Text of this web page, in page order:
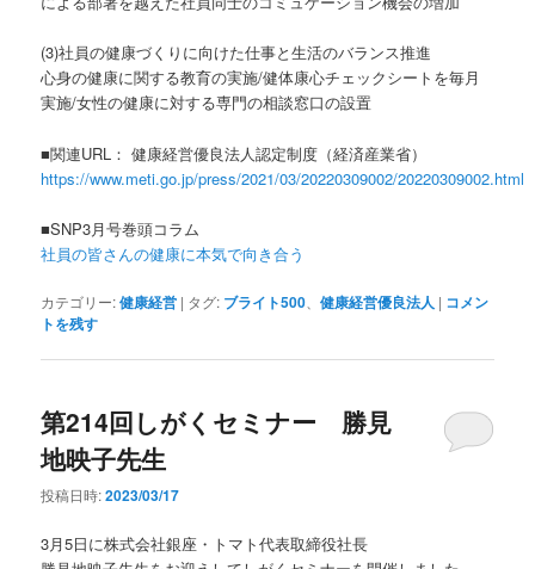
(3)社員の健康づくりに向けた仕事と生活のバランス推進
心身の健康に関する教育の実施/健体康心チェックシートを毎月
実施/女性の健康に対する専門の相談窓口の設置
■関連URL： 健康経営優良法人認定制度（経済産業省）
https://www.meti.go.jp/press/2021/03/20220309002/20220309002.html
■SNP3月号巻頭コラム
社員の皆さんの健康に本気で向き合う
カテゴリー:健康経営 | タグ: ブライト500 、健康経営優良法人 | コメン
トを残す
第214回しがくセミナー 勝見
地映子先生
投稿日時:2023/03/17
3月5日に株式会社銀座・トマト代表取締役社長